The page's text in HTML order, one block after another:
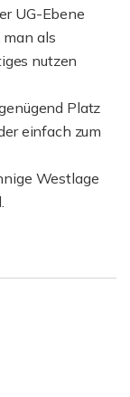
UG-Ebene
man als
nutzen
Platz
einfach zum
Westlage